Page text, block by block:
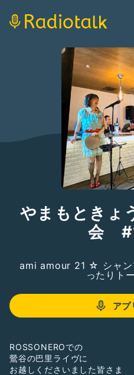
やまもときょ
会
ami amour 21 ☆ シャン
ったりト
アプ
ROSSONEROでの
鶯谷の巴里ライヴに
お越しくださいました皆さま